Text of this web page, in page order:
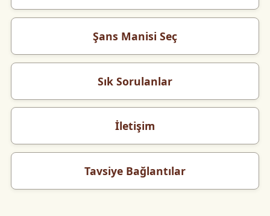
Şans Manisi Seç
Sık Sorulanlar
İletişim
Tavsiye Bağlantılar